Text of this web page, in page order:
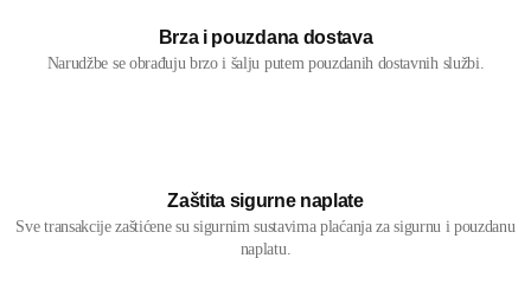
Brza i pouzdana dostava
Narudžbe se obrađuju brzo i šalju putem pouzdanih dostavnih službi.
Zaštita sigurne naplate
Sve transakcije zaštićene su sigurnim sustavima plaćanja za sigurnu i pouzdanu
naplatu.